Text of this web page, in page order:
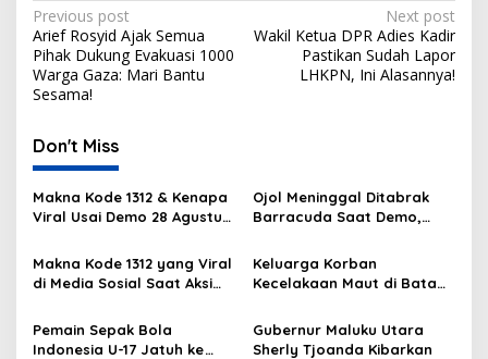
Post
navigation
Previous post
Arief Rosyid Ajak Semua
Pihak Dukung Evakuasi 1000
Warga Gaza: Mari Bantu
Sesama!
Next post
Wakil Ketua DPR Adies Kadir
Pastikan Sudah Lapor
LHKPN, Ini Alasannya!
Don't Miss
Makna Kode 1312 & Kenapa
Viral Usai Demo 28 Agustus
Ojol Meninggal Ditabrak
Barracuda Saat Demo,
Berduka
Makna Kode 1312 yang Viral
di Media Sosial Saat Aksi
Keluarga Korban
Kecelakaan Maut di Batam
Pemain Sepak Bola
Indonesia U-17 Jatuh ke
Gubernur Maluku Utara
Sherly Tjoanda Kibarkan